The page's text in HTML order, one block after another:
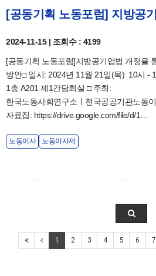
2024-11-15 | 조회수 : 4199
[공동기획 노동포럼]지방공기업법 개정을
방안□ 일시: 2024년 11월 21일(목) 10시 -
1층 A201 제1간담회실 □ 주최:
한국노동사회연구소ㅣ전국공공기관노동
자료집: https://drive.google.com/file/d/1…
노동이사 노동이사제
1 2 3 4 5 6 7